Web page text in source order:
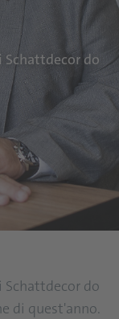
do
Schattdecor do
di quest'anno.